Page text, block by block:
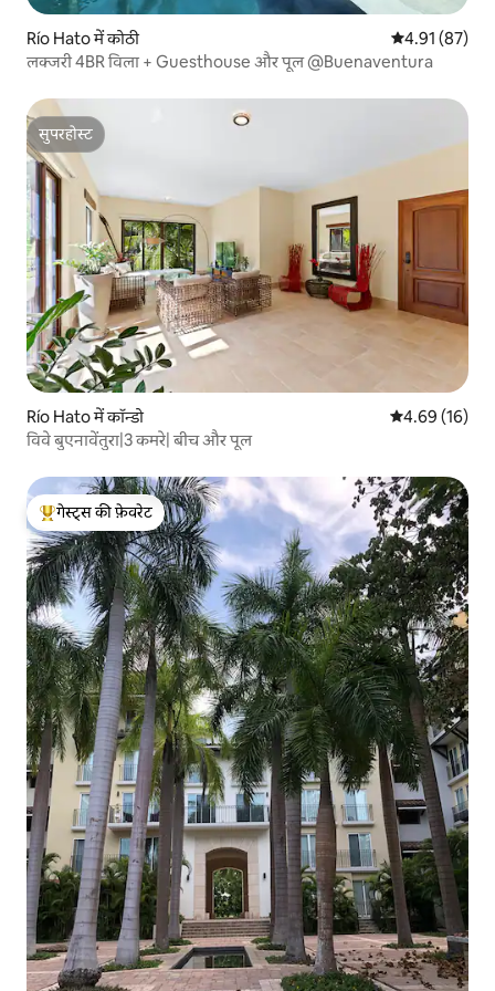
Río Hato में कोठी औसत रेटिंग 5 में
4.91 (87)
लक्जरी 4BR विला + Guesthouse और पूल @Buenaventura
सुपरहोस्ट
सुपरहोस्ट
Río Hato में कॉन्डो औसत रेटिंग 5 में
4.69 (16)
विवे बुएनावेंतुरा|3 कमरे| बीच और पूल
गेस्ट्स का टॉप फ़ेवरेट
गेस्ट्स की फ़ेवरेट